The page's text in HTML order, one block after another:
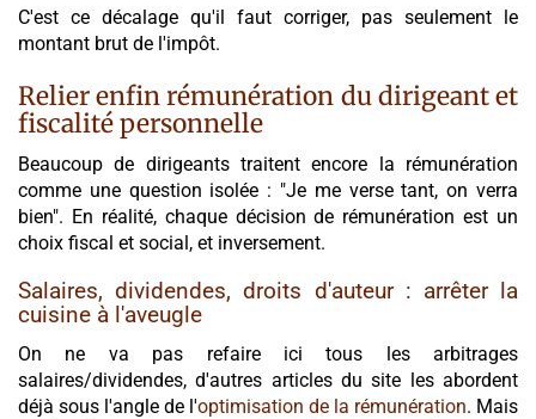
C'est ce décalage qu'il faut corriger, pas seulement le
montant brut de l'impôt.
Relier enfin rémunération du dirigeant et
fiscalité personnelle
Beaucoup de dirigeants traitent encore la rémunération
comme une question isolée : "Je me verse tant, on verra
bien". En réalité, chaque décision de rémunération est un
choix fiscal et social, et inversement.
Salaires, dividendes, droits d'auteur : arrêter la
cuisine à l'aveugle
On ne va pas refaire ici tous les arbitrages
salaires/dividendes, d'autres articles du site les abordent
déjà sous l'angle de l'optimisation de la rémunération. Mais